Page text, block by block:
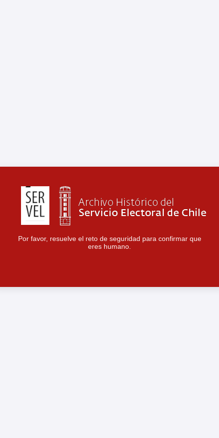
Por favor, resuelve el reto de seguridad para confirmar que
eres humano.